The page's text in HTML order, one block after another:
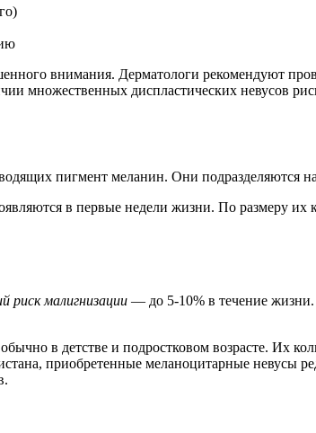
внимания. Дерматологи рекомендуют
множественных диспластических невусов
пигмент меланин. Они подразделяются
в первые недели жизни. По размеру их
риск малигнизации — до 5-10% в течение жизни.
в детстве и подростковом возрасте. Их
приобретенные меланоцитарные невусы